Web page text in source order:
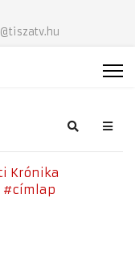
Search
Krónika
címlap